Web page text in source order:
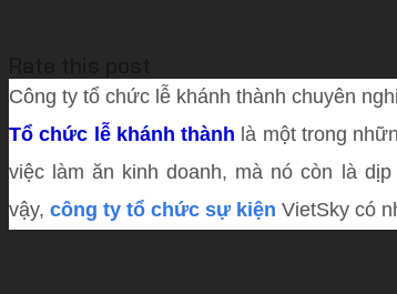
Công ty tổ chức lễ khánh thành chuyên
Tổ chức lễ khánh thành là một trong
việc làm ăn kinh doanh, mà nó còn là
vậy, công ty tổ chức sự kiện VietSky có